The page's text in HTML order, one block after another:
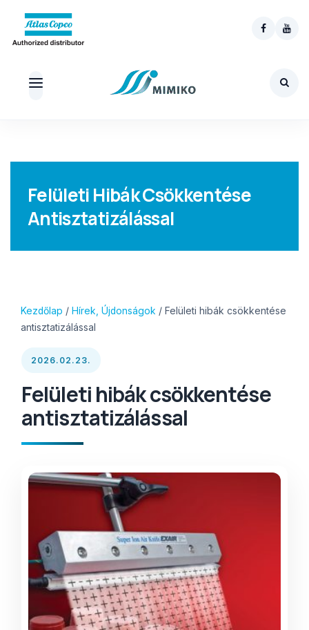
content
Felületi Hibák Csökkentése
Antisztatizálással
Kezdőlap / Hírek, Újdonságok / Felületi hibák csökkentése
antisztatizálással
2026.02.23.
Felületi hibák csökkentése
antisztatizálással